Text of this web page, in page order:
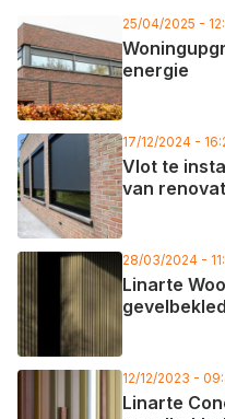
25/04/2025 -
energie
17/12/2024 -
Vlot te
van
28/03/2024 -
Linarte
12/12/2023 -
Linarte